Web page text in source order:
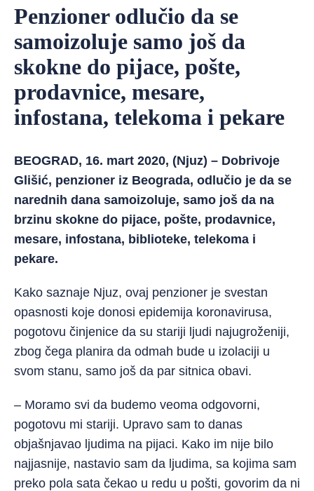
Penzioner odlučio da se
samoizoluje samo još da
skokne do pijace, pošte,
prodavnice, mesare,
infostana, telekoma i pekare
BEOGRAD, 16. mart 2020, (Njuz) – Dobrivoje
Glišić, penzioner iz Beograda, odlučio je da se
narednih dana samoizoluje, samo još da na
brzinu skokne do pijace, pošte, prodavnice,
mesare, infostana, biblioteke, telekoma i
pekare.
Kako saznaje Njuz, ovaj penzioner je svestan
opasnosti koje donosi epidemija koronavirusa,
pogotovu činjenice da su stariji ljudi najugroženiji,
zbog čega planira da odmah bude u izolaciji u
svom stanu, samo još da par sitnica obavi.
– Moramo svi da budemo veoma odgovorni,
pogotovu mi stariji. Upravo sam to danas
objašnjavao ljudima na pijaci. Kako im nije bilo
najjasnije, nastavio sam da ljudima, sa kojima sam
preko pola sata čekao u redu u pošti, govorim da ni